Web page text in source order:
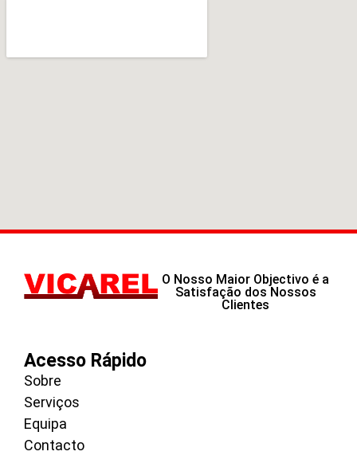
O Nosso Maior Objectivo é a
Satisfação dos Nossos
Clientes
Acesso Rápido
Sobre
Serviços
Equipa
Contacto